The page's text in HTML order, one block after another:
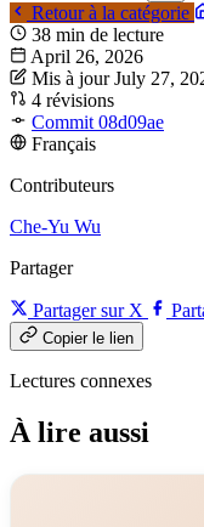
Retour à la catégorie
38 min de lecture
April 26, 2026
Mis à jour July 27,
4 révisions
Commit 08d09ae
Français
Contributeurs
Che-Yu Wu
Partager
Partager sur X
Copier le lien
Lectures connexes
À lire aussi